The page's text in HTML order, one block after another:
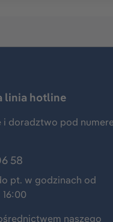
linia hotline
i doradztwo pod
58
pt. w godzinach od
naszego